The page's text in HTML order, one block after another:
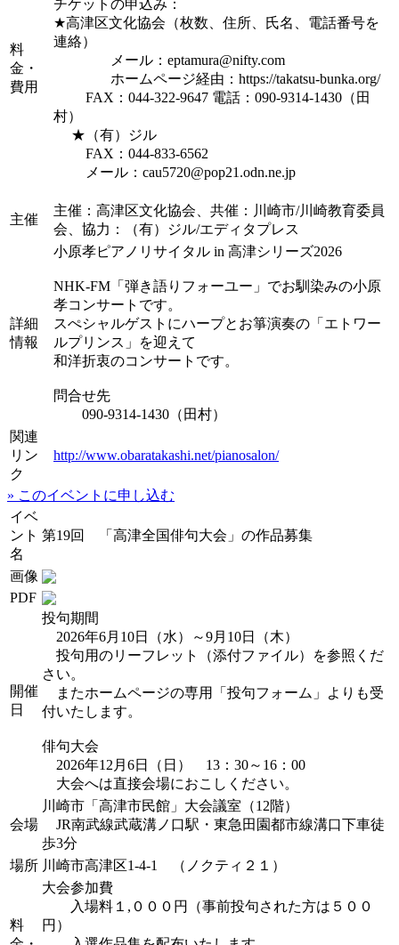
料
金・
費用
チケットの申込み：
★高津区文化協会（枚数、住所、氏名、電話番号を
連絡）
メール：eptamura@nifty.com
ホームページ経由：https://takatsu-bunka.org/
FAX：044-322-9647 電話：090-9314-1430（田
村）
★（有）ジル
FAX：044-833-6562
メール：cau5720@pop21.odn.ne.jp
主催
主催：高津区文化協会、共催：川崎市/川崎教育委員
会、協力：（有）ジル/エディタプレス
詳細
情報
小原孝ピアノリサイタル in 高津シリーズ2026
NHK-FM「弾き語りフォーユー」でお馴染みの小原
孝コンサートです。
スぺシャルゲストにハープとお箏演奏の「エトワー
ルプリンス」を迎えて
和洋折衷のコンサートです。
問合せ先
090-9314-1430（田村）
関連
リン
ク
http://www.obaratakashi.net/pianosalon/
» このイベントに申し込む
イベ
ント
名
第19回 「高津全国俳句大会」の作品募集
画像
PDF
開催
日
投句期間
2026年6月10日（水）～9月10日（木）
投句用のリーフレット（添付ファイル）を参照くだ
さい。
またホームページの専用「投句フォーム」よりも受
付いたします。
俳句大会
2026年12月6日（日） 13：30～16：00
大会へは直接会場におこしください。
会場
川崎市「高津市民館」大会議室（12階）
JR南武線武蔵溝ノ口駅・東急田園都市線溝口下車徒
歩3分
場所 川崎市高津区1-4-1 （ノクティ２１）
料
大会参加費
入場料１,０００円（事前投句された方は５００
円）